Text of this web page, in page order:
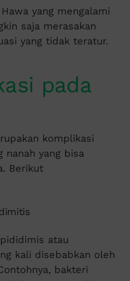
yang mengalami
saja merasakan
yang tidak teratur.
pada
komplikasi
nanah yang bisa
Berikut
atau
kali disebabkan oleh
bakteri